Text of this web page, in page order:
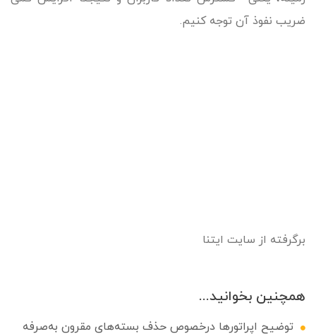
ضریب نفوذ آن توجه کنیم.
برگرفته از سایت ایتنا
همچنین بخوانید...
توضیح اپراتورها درخصوص حذف بسته‌های مقرون به‌صرفه